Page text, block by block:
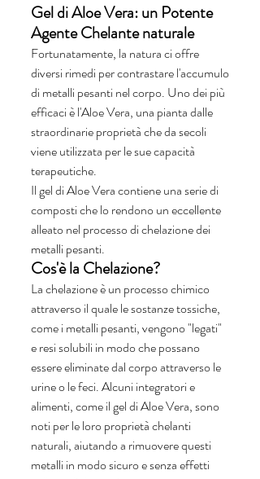
Gel di Aloe Vera: un Potente
Agente Chelante naturale
Fortunatamente, la natura ci offre
diversi rimedi per contrastare l'accumulo
di metalli pesanti nel corpo. Uno dei più
efficaci è l'Aloe Vera, una pianta dalle
straordinarie proprietà che da secoli
viene utilizzata per le sue capacità
terapeutiche.
Il gel di Aloe Vera contiene una serie di
composti che lo rendono un eccellente
alleato nel processo di chelazione dei
metalli pesanti.
Cos'è la Chelazione?
La chelazione è un processo chimico
attraverso il quale le sostanze tossiche,
come i metalli pesanti, vengono "legati"
e resi solubili in modo che possano
essere eliminate dal corpo attraverso le
urine o le feci. Alcuni integratori e
alimenti, come il gel di Aloe Vera, sono
noti per le loro proprietà chelanti
naturali, aiutando a rimuovere questi
metalli in modo sicuro e senza effetti